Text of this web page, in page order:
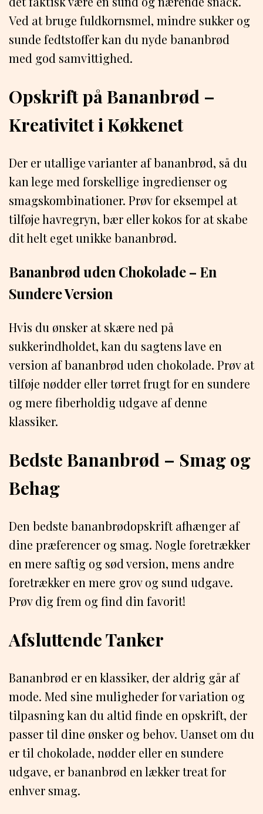
Ved at bruge fuldkornsmel, mindre sukker og
sunde fedtstoffer kan du nyde bananbrød
med god samvittighed.
Opskrift på Bananbrød –
Kreativitet i Køkkenet
Der er utallige varianter af bananbrød, så du
kan lege med forskellige ingredienser og
smagskombinationer. Prøv for eksempel at
tilføje havregryn, bær eller kokos for at skabe
dit helt eget unikke bananbrød.
Bananbrød uden Chokolade – En
Sundere Version
Hvis du ønsker at skære ned på
sukkerindholdet, kan du sagtens lave en
version af bananbrød uden chokolade. Prøv at
tilføje nødder eller tørret frugt for en sundere
og mere fiberholdig udgave af denne
klassiker.
Bedste Bananbrød – Smag og
Behag
Den bedste bananbrødopskrift afhænger af
dine præferencer og smag. Nogle foretrækker
en mere saftig og sød version, mens andre
foretrækker en mere grov og sund udgave.
Prøv dig frem og find din favorit!
Afsluttende Tanker
Bananbrød er en klassiker, der aldrig går af
mode. Med sine muligheder for variation og
tilpasning kan du altid finde en opskrift, der
passer til dine ønsker og behov. Uanset om du
er til chokolade, nødder eller en sundere
udgave, er bananbrød en lækker treat for
enhver smag.